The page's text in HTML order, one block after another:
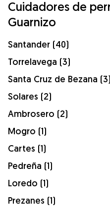
Cuidadores de
Guarnizo
Santander (40)
Torrelavega (3)
Santa Cruz de Bezana (3)
Solares (2)
Ambrosero (2)
Mogro (1)
Cartes (1)
Pedreña (1)
Loredo (1)
Prezanes (1)